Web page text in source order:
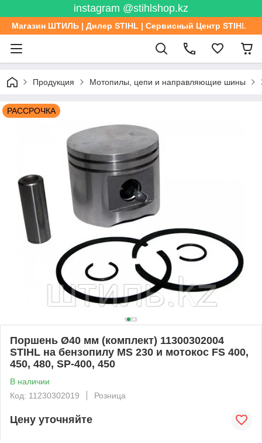
instagram @stihlshop.kz
Магазин ШТИЛЬ | Дилер STIHL | Сервисный Центр STIHL
Продукция Мотопилы, цепи и направляющие шины
РАССРОЧКА
Поршень Ø40 мм (комплект) 11300302004
STIHL на бензопилу MS 230 и мотокос FS 400,
450, 480, SP-400, 450
В наличии
Код: 11230302019
Розница
Цену уточняйте